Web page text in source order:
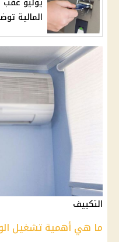
المالية
التكييف
ما هي أهمية تشغيل